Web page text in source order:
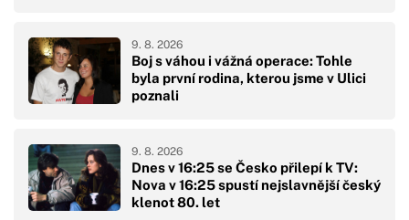
Boj s váhou i vážná operace: Tohle
byla první rodina, kterou jsme v Ulici
poznali
9. 8. 2026
Dnes v 16:25 se Česko přilepí k TV:
Nova v 16:25 spustí nejslavnější český
klenot 80. let
9. 8. 2026